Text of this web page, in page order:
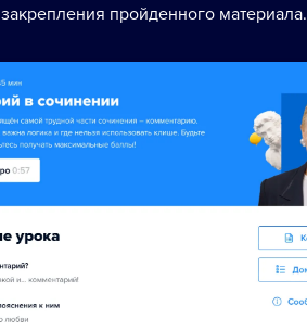
закрепления пройденного материала.